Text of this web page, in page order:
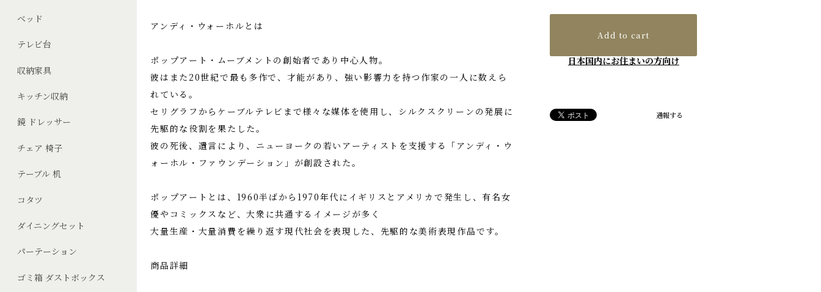
ベッド
テレビ台
収納家具
キッチン収納
鏡 ドレッサー
チェア 椅子
テーブル 机
コタツ
ダイニングセット
パーテーション
ゴミ箱 ダストボックス
アンディ・ウォーホルとは
ポップアート・ムーブメントの創始者であり中心人物。
彼はまた20世紀で最も多作で、才能があり、強い影響力を持つ作家の一人に数えら
れている。
セリグラフからケーブルテレビまで様々な媒体を使用し、シルクスクリーンの発展に
先駆的な役割を果たした。
彼の死後、遺言により、ニューヨークの若いアーティストを支援する「アンディ・ウ
ォーホル・ファウンデーション」が創設された。
ポップアートとは、1960半ばから1970年代にイギリスとアメリカで発生し、有名女
優やコミックスなど、大衆に共通するイメージが多く
大量生産・大量消費を繰り返す現代社会を表現した、先駆的な美術表現作品です。
商品詳細
Add to cart
日本国内にお住まいの方向け
通報する